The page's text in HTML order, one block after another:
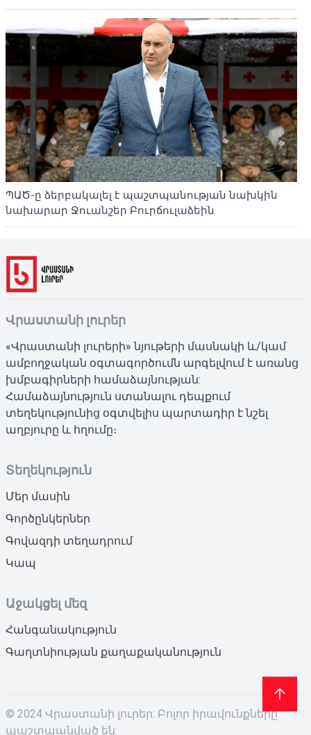
ՊԱԾ-ը ձերբակալել է պաշտպանության նախկին
նախարար Ջուանշեր Բուրճուլաձեին
Վրաստանի լուրեր
«Վրաստանի լուրերի» նյութերի մասնակի և/կամ
ամբողջական օգտագործումն արգելվում է առանց
խմբագիրների համաձայնության:
Համաձայնություն ստանալու դեպքում
տեղեկությունից օգտվելիս պարտադիր է նշել
աղբյուրը և հղումը։
Տեղեկություն
Մեր մասին
Գործընկերներ
Գովազդի տեղադրում
Կապ
Աջակցել մեզ
Հանգանակություն
Գաղտնիության քաղաքականություն
© 2024 Վրաստանի լուրեր: Բոլոր իրավունքները
պաշտպանված են: